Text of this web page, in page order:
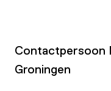
Contactpersoon
Groningen